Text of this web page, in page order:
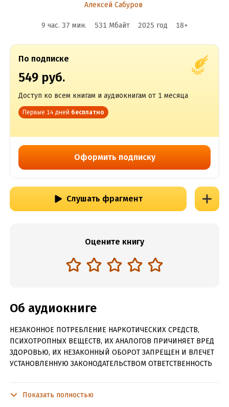
Алексей Сабуров
9 час. 37 мин. 531 Мбайт 2025 год 18+
По подписке
549 руб.
Доступ ко всем книгам и аудиокнигам от 1 месяца
Первые 14 дней бесплатно
Оформить подписку
Слушать фрагмент
Оцените книгу
Об аудиокниге
НЕЗАКОННОЕ ПОТРЕБЛЕНИЕ НАРКОТИЧЕСКИХ СРЕДСТВ,
ПСИХОТРОПНЫХ ВЕЩЕСТВ, ИХ АНАЛОГОВ ПРИЧИНЯЕТ ВРЕД
ЗДОРОВЬЮ, ИХ НЕЗАКОННЫЙ ОБОРОТ ЗАПРЕЩЕН И ВЛЕЧЕТ
УСТАНОВЛЕННУЮ ЗАКОНОДАТЕЛЬСТВОМ ОТВЕТСТВЕННОСТЬ
плечами у них уже годы совместной жизни. Дочь выросла и
Показать полностью